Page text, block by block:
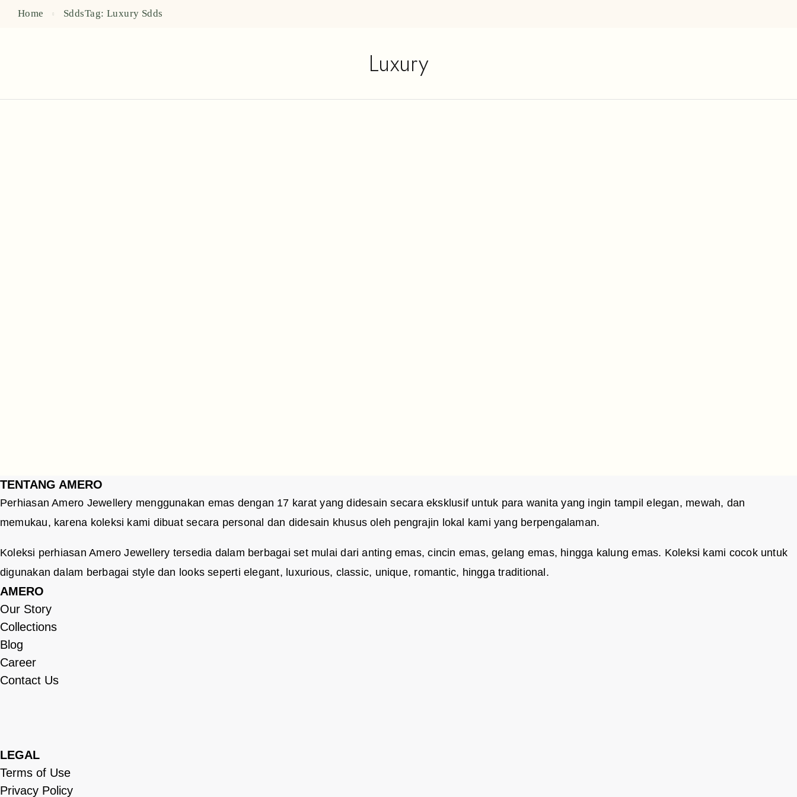
Home Sdds Tag: Luxury Sdds
Luxury
TENTANG AMERO
Perhiasan Amero Jewellery menggunakan emas dengan 17 karat yang didesain secara eksklusif untuk para wanita yang ingin tampil elegan, mewah, dan
memukau, karena koleksi kami dibuat secara personal dan didesain khusus oleh pengrajin lokal kami yang berpengalaman.
Koleksi perhiasan Amero Jewellery tersedia dalam berbagai set mulai dari anting emas, cincin emas, gelang emas, hingga kalung emas. Koleksi kami cocok untuk
digunakan dalam berbagai style dan looks seperti elegant, luxurious, classic, unique, romantic, hingga traditional.
AMERO
Our Story
Collections
Blog
Career
Contact Us
LEGAL
Terms of Use
Privacy Policy